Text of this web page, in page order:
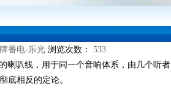
番电-乐光浏览次数：
533
喇叭线，用于同一个音响体系，由几个听者
底相反的定论。